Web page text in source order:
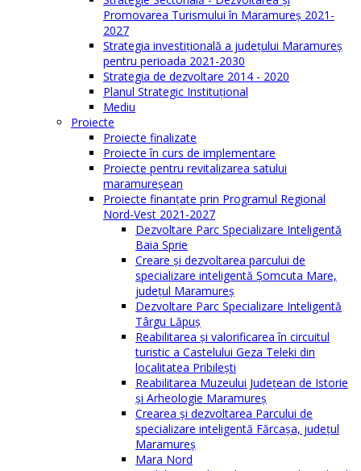
Promovarea Turismului în Maramureș 2021-
2027
Strategia investiţională a județului Maramureș
pentru perioada 2021-2030
Strategia de dezvoltare 2014 - 2020
Planul Strategic Instituţional
Mediu
Proiecte
Proiecte finalizate
Proiecte în curs de implementare
Proiecte pentru revitalizarea satului
maramureşean
Proiecte finanțate prin Programul Regional
Nord-Vest 2021-2027
Dezvoltare Parc Specializare Inteligentă
Baia Sprie
Creare și dezvoltarea parcului de
specializare inteligentă Șomcuta Mare,
județul Maramureș
Dezvoltare Parc Specializare Inteligentă
Târgu Lăpuș
Reabilitarea și valorificarea în circuitul
turistic a Castelului Geza Teleki din
localitatea Pribilești
Reabilitarea Muzeului Județean de Istorie
și Arheologie Maramureș
Crearea și dezvoltarea Parcului de
specializare inteligentă Fărcașa, județul
Maramureș
Mara Nord